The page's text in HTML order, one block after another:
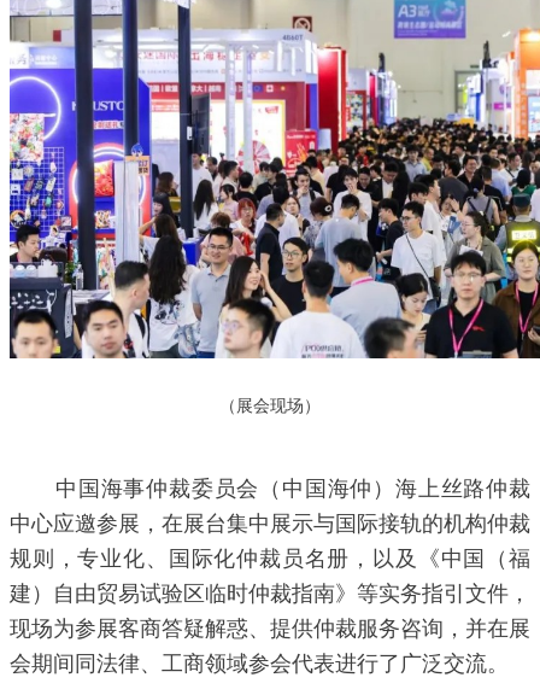
（展会现场）
中国海事仲裁委员会（中国海仲）海上丝路仲裁
中心应邀参展，在展台集中展示与国际接轨的机构仲裁
规则，专业化、国际化仲裁员名册，以及《中国（福
建）自由贸易试验区临时仲裁指南》等实务指引文件，
现场为参展客商答疑解惑、提供仲裁服务咨询，并在展
会期间同法律、工商领域参会代表进行了广泛交流。